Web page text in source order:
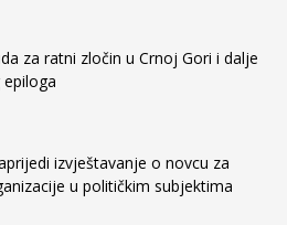
za ratni zločin u Crnoj Gori i dalje
izvještavanje o novcu za
u političkim subjektima